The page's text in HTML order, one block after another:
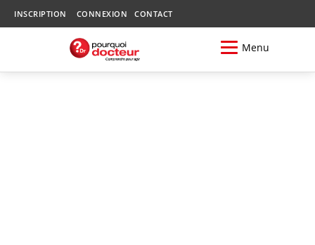
INSCRIPTION CONNEXION CONTACT
Menu